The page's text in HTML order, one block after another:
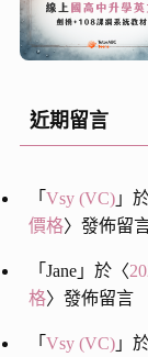
近期留言
「 Vsy (VC)」
價格〉發佈留
「 Jane」於〈
格〉發佈留言
「 Vsy (VC)」